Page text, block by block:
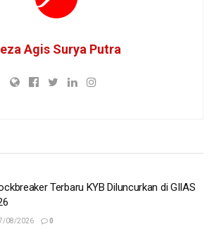
Agis Surya Putra
Terbaru KYB Diluncurkan di GIIAS
08/2026 0